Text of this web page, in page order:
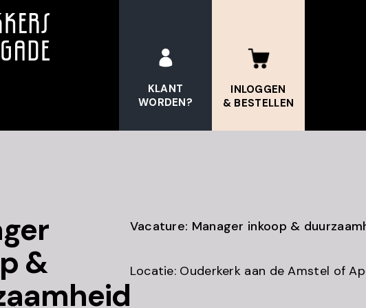
KLANT
WORDEN?
INLOGGEN
& BESTELLEN
&
Vacature: Manager inkoop &
Locatie: Ouderkerk aan de Amstel of